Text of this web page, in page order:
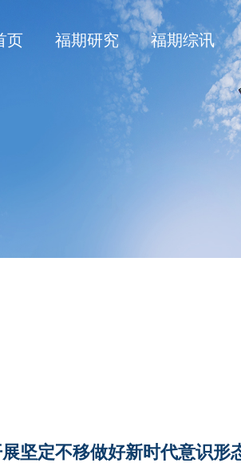
页 福期研究 福期综讯
坚定不移做好新时代意识形